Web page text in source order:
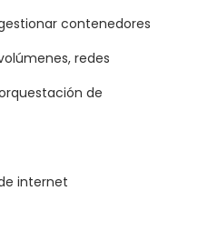
contenedores
redes
de
internet